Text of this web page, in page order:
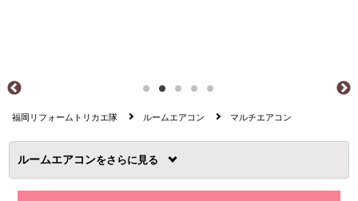
福岡リフォームトリカエ隊 ルームエアコン マルチエアコン
ルームエアコンを